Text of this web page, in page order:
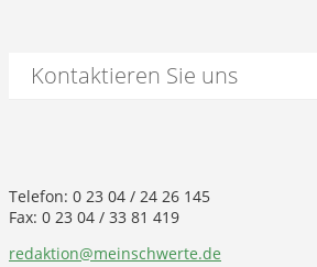
Kontaktieren Sie uns
Telefon: 0 23 04 / 24 26 145
Fax: 0 23 04 / 33 81 419
redaktion@meinschwerte.de